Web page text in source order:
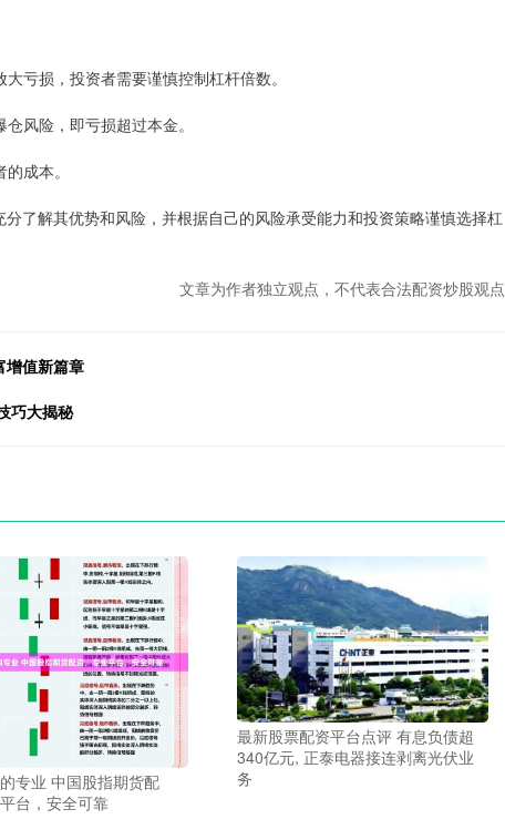
亏损，投资者需要谨慎控制杠杆倍数。
风险，即亏损超过本金。
成本。
了解其优势和风险，并根据自己的风险承受能力和投资策略谨慎选择杠
文章为作者独立观点，不代表合法配资炒股观点
增值新篇章
巧大揭秘
专业 中国股指期货配
台，安全可靠
最新股票配资平台点评 有息负债超
340亿元, 正泰电器接连剥离光伏业
务